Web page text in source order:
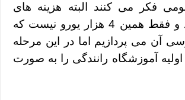
فکر می کنند البته هزینه های
دیگری هم دارد و فقط همین 4 هزار یورو نیست که
آن می پردازیم اما در این مرحله
اولیه آموزشگاه رانندگی را به صورت